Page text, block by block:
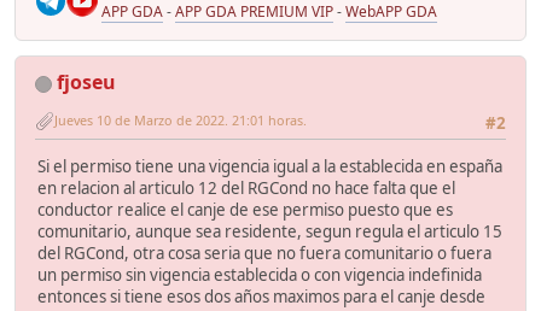
APP GDA-APP GDA PREMIUM VIP-WebAPP GDA
fjoseu
#2
Jueves 10 de Marzo de 2022. 21:01 horas.
Si el permiso tiene una vigencia igual a la establecida en españa
en relacion al articulo 12 del RGCond no hace falta que el
conductor realice el canje de ese permiso puesto que es
comunitario, aunque sea residente, segun regula el articulo 15
del RGCond, otra cosa seria que no fuera comunitario o fuera
un permiso sin vigencia establecida o con vigencia indefinida
entonces si tiene esos dos años maximos para el canje desde